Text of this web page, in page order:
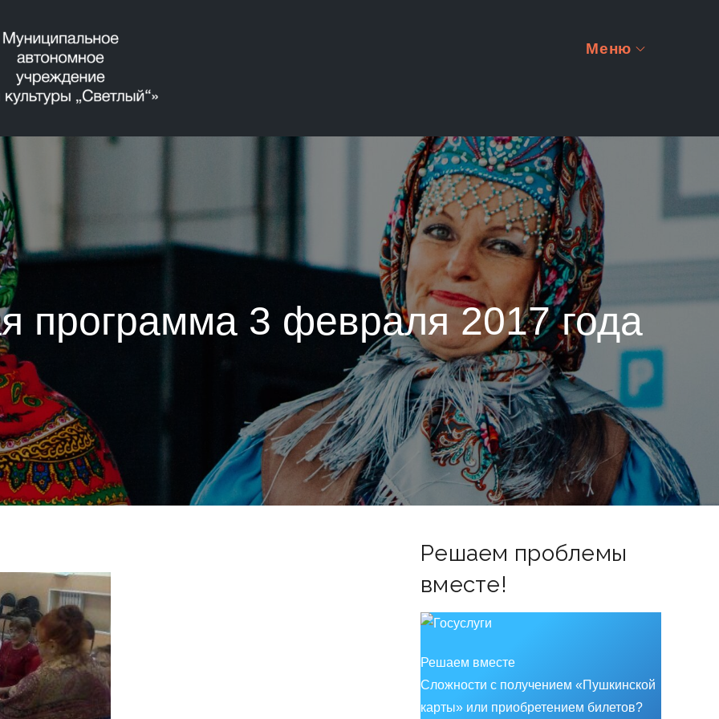
Меню
программа 3 февраля 2017 года
Решаем проблемы
вместе!
Решаем вместе
Сложности с получением «Пушкинской
карты» или приобретением билетов?